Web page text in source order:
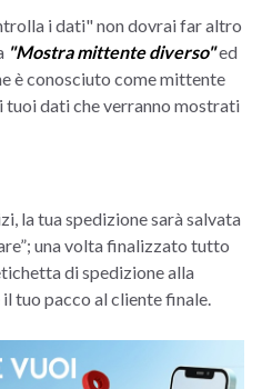
i dati" non dovrai far altro
"Mostra mittente diverso"ed
è conosciuto come mittente
tuoi dati che verranno mostrati
la tua spedizione sarà salvata
una volta finalizzato tutto
di spedizione alla
tuo pacco al cliente finale.